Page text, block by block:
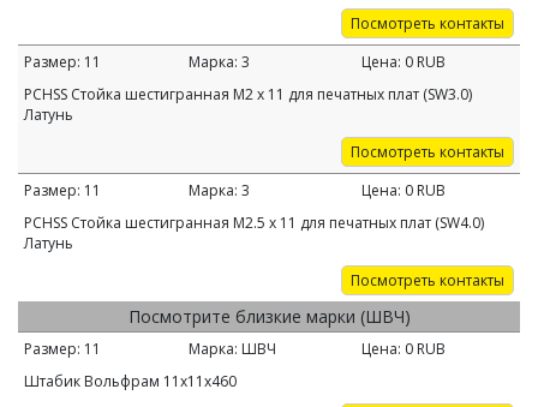
Посмотреть контакты
Размер: 11 Марка: 3 Цена: 0 RUB
PCHSS Стойка шестигранная M2 х 11 для печатных плат (SW3.0)
Латунь
Посмотреть контакты
Размер: 11 Марка: 3 Цена: 0 RUB
PCHSS Стойка шестигранная M2.5 х 11 для печатных плат (SW4.0)
Латунь
Посмотреть контакты
Посмотрите близкие марки (ШВЧ)
Размер: 11 Марка: ШВЧ Цена: 0 RUB
Штабик Вольфрам 11х11х460